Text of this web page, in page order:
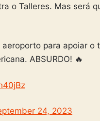
o Talleres. Mas será
aeroporto para apoiar
ABSURDO! 🔥
24, 2023